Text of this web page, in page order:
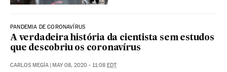
PANDEMIA DE CORONAVÍRUS
A verdadeira história da cientista sem estudos
que descobriu os coronavírus
CARLOS MEGÍA | MAY 08, 2020 - 11:08 EDT